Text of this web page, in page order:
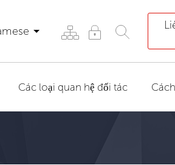
Các loại quan hệ đối tác